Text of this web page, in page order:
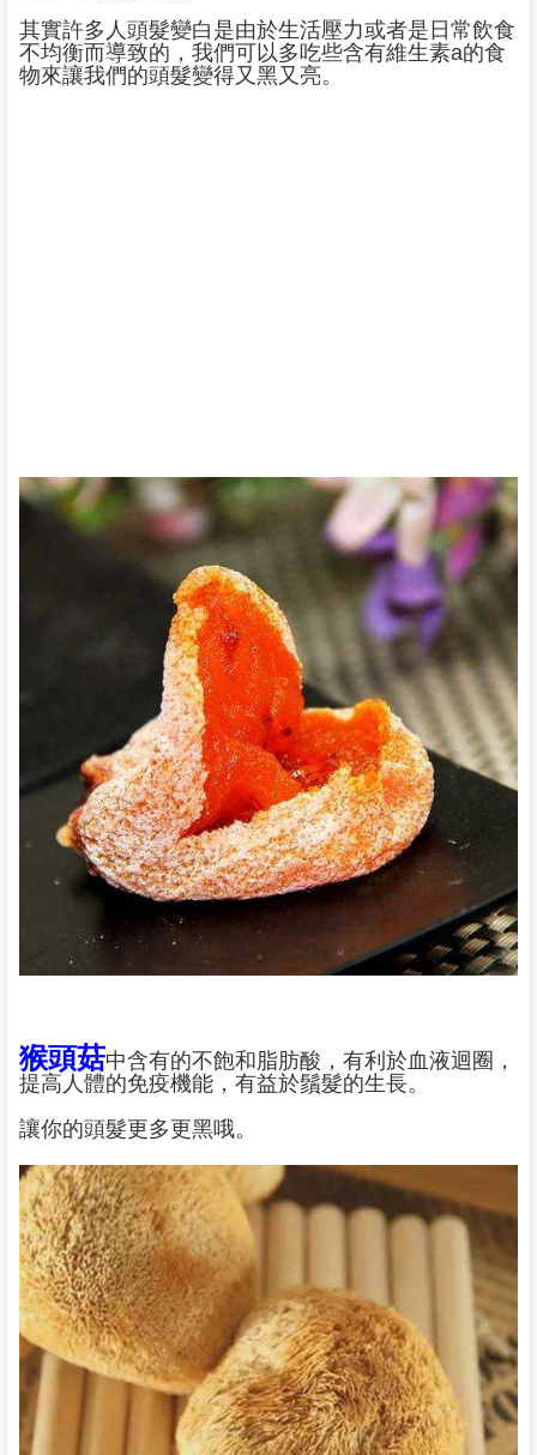
其實許多人頭髮變白是由於生活壓力或者是日常飲食
不均衡而導致的，我們可以多吃些含有維生素a的食
物來讓我們的頭髮變得又黑又亮。
猴頭菇中含有的不飽和脂肪酸，有利於血液迴圈，
提高人體的免疫機能，有益於鬚髮的生長。
讓你的頭髮更多更黑哦。